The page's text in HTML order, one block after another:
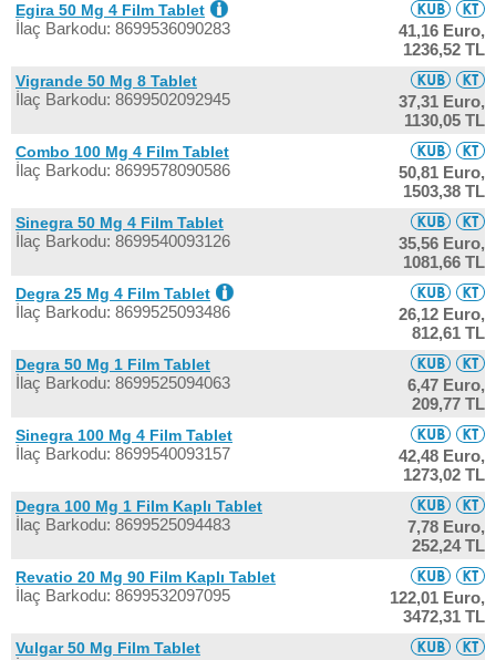
Egira 50 Mg 4 Film Tablet
İlaç Barkodu: 8699536090283
41,16 Euro,
1236,52 TL
Vigrande 50 Mg 8 Tablet
İlaç Barkodu: 8699502092945
37,31 Euro,
1130,05 TL
Combo 100 Mg 4 Film Tablet
İlaç Barkodu: 8699578090586
50,81 Euro,
1503,38 TL
Sinegra 50 Mg 4 Film Tablet
İlaç Barkodu: 8699540093126
35,56 Euro,
1081,66 TL
Degra 25 Mg 4 Film Tablet
İlaç Barkodu: 8699525093486
26,12 Euro,
812,61 TL
Degra 50 Mg 1 Film Tablet
İlaç Barkodu: 8699525094063
6,47 Euro,
209,77 TL
Sinegra 100 Mg 4 Film Tablet
İlaç Barkodu: 8699540093157
42,48 Euro,
1273,02 TL
Degra 100 Mg 1 Film Kaplı Tablet
İlaç Barkodu: 8699525094483
7,78 Euro,
252,24 TL
Revatio 20 Mg 90 Film Kaplı Tablet
İlaç Barkodu: 8699532097095
122,01 Euro,
3472,31 TL
Vulgar 50 Mg Film Tablet